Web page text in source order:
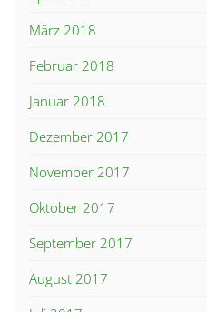
März 2018
Februar 2018
Januar 2018
Dezember 2017
November 2017
Oktober 2017
September 2017
August 2017